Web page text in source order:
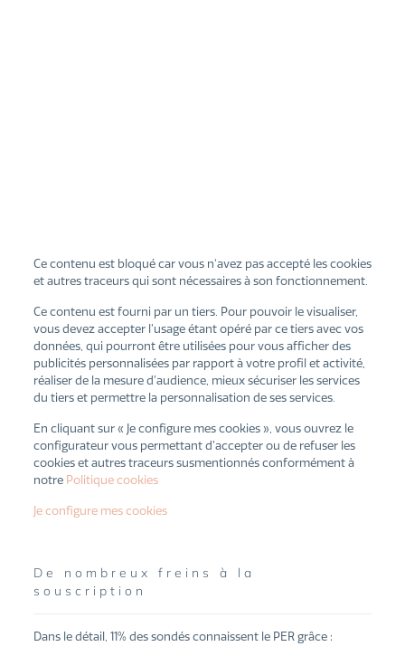
Ce contenu est bloqué car vous n'avez pas accepté les cookies
et autres traceurs qui sont nécessaires à son fonctionnement.
Ce contenu est fourni par un tiers. Pour pouvoir le visualiser,
vous devez accepter l’usage étant opéré par ce tiers avec vos
données, qui pourront être utilisées pour vous afficher des
publicités personnalisées par rapport à votre profil et activité,
réaliser de la mesure d’audience, mieux sécuriser les services
du tiers et permettre la personnalisation de ses services.
En cliquant sur « Je configure mes cookies », vous ouvrez le
configurateur vous permettant d’accepter ou de refuser les
cookies et autres traceurs susmentionnés conformément à
notre Politique cookies
Je configure mes cookies
De nombreux freins à la
souscription
Dans le détail, 11% des sondés connaissent le PER grâce :